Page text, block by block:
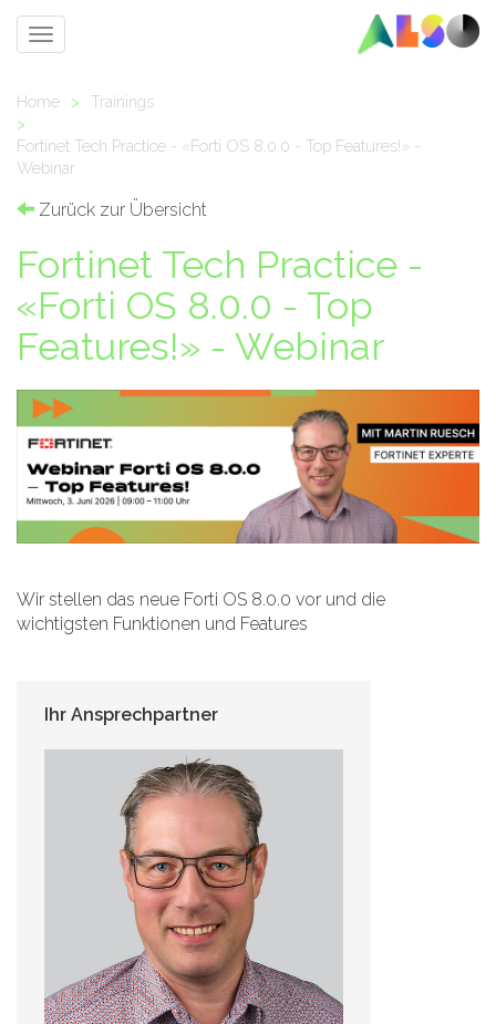
Toggle
Home >
Trainings
>
Fortinet Tech Practice - «Forti OS 8.0.0 - Top Features!» -
Webinar
Zurück zur Übersicht
Fortinet Tech Practice -
«Forti OS 8.0.0 - Top
Features!» - Webinar
Wir stellen das neue Forti OS 8.0.0 vor und die
wichtigsten Funktionen und Features
Ihr Ansprechpartner